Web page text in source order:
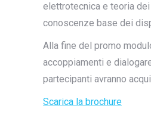
elettrotecnica e teoria
conoscenze base dei
Alla fine del promo
accoppiamenti e
partecipanti avranno
Scarica la brochure